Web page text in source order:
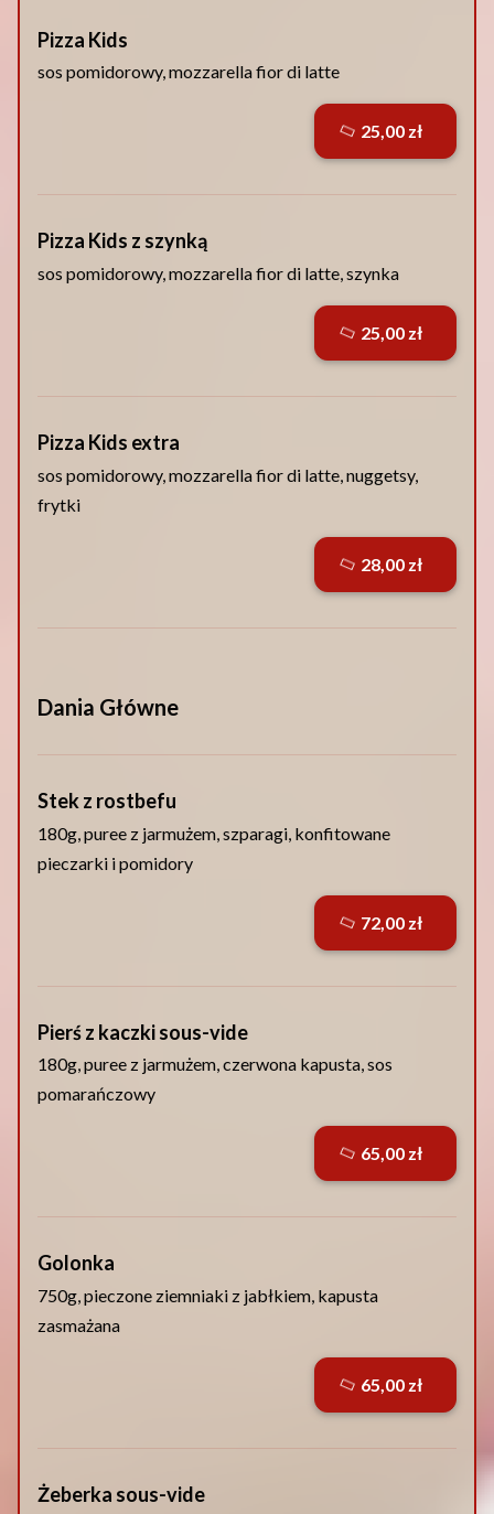
Pizza Kids
sos pomidorowy, mozzarella fior di latte
Pizza Kids z szynką
sos pomidorowy, mozzarella fior di latte, szynka
Pizza Kids extra
sos pomidorowy, mozzarella fior di latte, nuggetsy,
frytki
Dania Główne
Stek z rostbefu
180g, puree z jarmużem, szparagi, konfitowane
pieczarki i pomidory
Pierś z kaczki sous-vide
180g, puree z jarmużem, czerwona kapusta, sos
pomarańczowy
Golonka
750g, pieczone ziemniaki z jabłkiem, kapusta
zasmażana
Żeberka sous-vide